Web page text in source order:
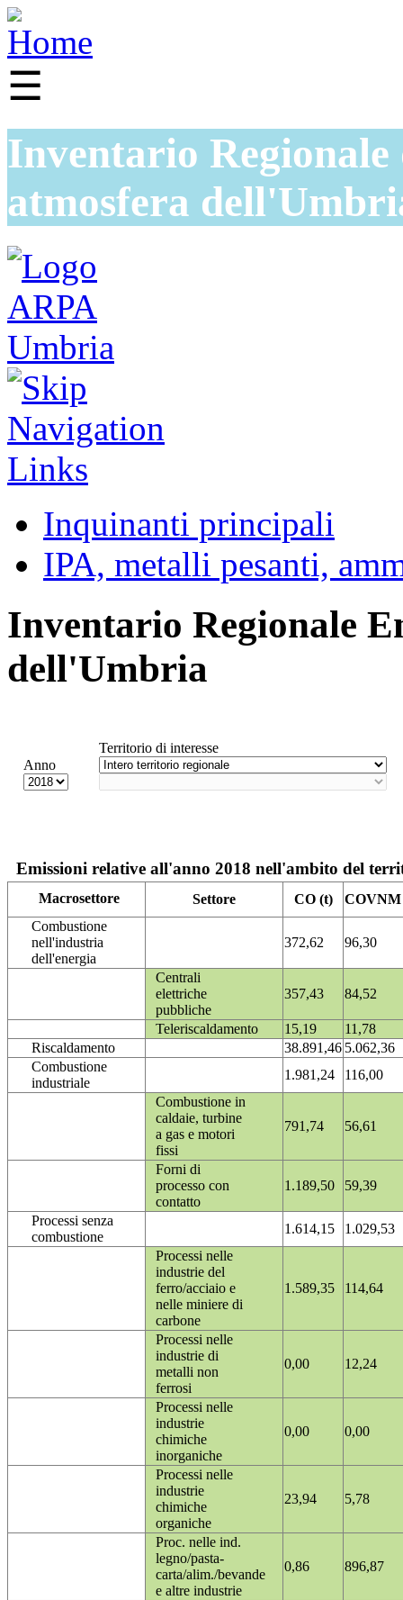
☰
Inventario
atmosfera
Inquinanti principali
IPA, metalli pesanti,
Inventario Regionale
dell'Umbria
Anno
Territorio di interesse
Emissioni relative all'anno 2018 nell'ambito del
Macrosettore Settore CO (t)
COVNM
Combustione
nell'industria
dell'energia
372,62 96,30
Centrali
elettriche
pubbliche
357,43 84,52
Teleriscaldamento 15,19
11,78
Riscaldamento
38.891,46 5.062,36
Combustione
industriale
1.981,24
116,00
Combustione in
caldaie, turbine
a gas e motori
fissi
791,74 56,61
Forni di
processo con
contatto
1.189,50 59,39
Processi senza
combustione
1.614,15
1.029,53
Processi nelle
industrie del
ferro/acciaio e
nelle miniere di
carbone
1.589,35 114,64
Processi nelle
industrie di
metalli non
ferrosi
0,00 12,24
Processi nelle
industrie
chimiche
inorganiche
0,00 0,00
Processi nelle
industrie
chimiche
organiche
23,94 5,78
Proc. nelle ind.
legno/pasta-
carta/alim./bevande
e altre industrie
0,86 896,87